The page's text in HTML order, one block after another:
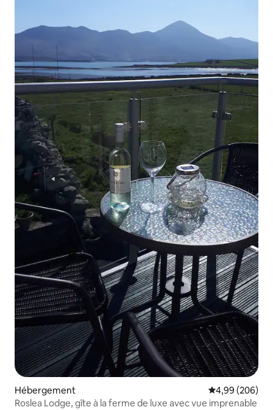
Hébergement Évaluation
4,99 (206)
Roslea Lodge, gîte à la ferme de luxe avec vue imprenable